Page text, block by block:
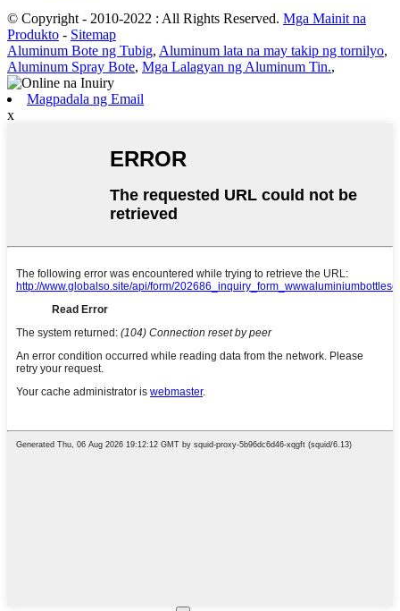
© Copyright - 2010-2022 : All Rights Reserved. Mga Mainit na
Produkto - Sitemap
Aluminum Bote ng Tubig, Aluminum lata na may takip ng tornilyo,
Aluminum Spray Bote, Mga Lalagyan ng Aluminum Tin.,
Magpadala ng Email
x